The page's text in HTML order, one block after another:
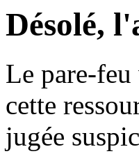
Désolé,
Le pare-
cette
jugée